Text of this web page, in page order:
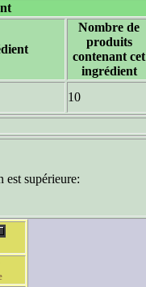
Nombre de
produits
contenant cet
ingrédient
10
est supérieure: